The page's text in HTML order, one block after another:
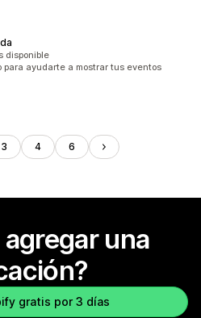
disponible
ayudarte a mostrar tus eventos
3 4 6
una
gratis por 3 días